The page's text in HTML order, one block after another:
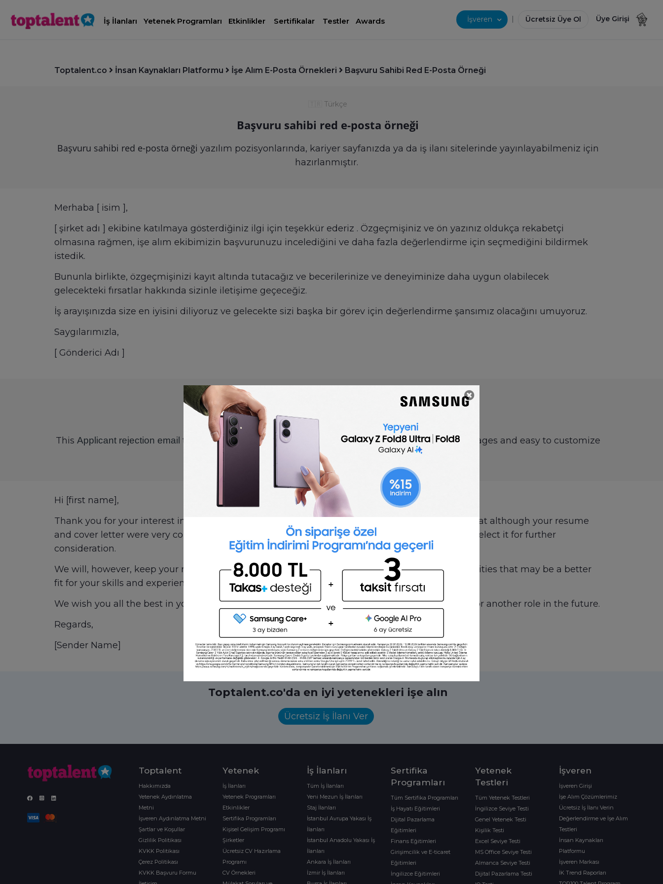
İş İlanları Yetenek Programları Etkinlikler Sertifikalar Testler Awards İşveren | Ücretsiz Üye Ol Üye Girişi
Toptalent.co İnsan Kaynakları Platformu İşe Alım E-Posta Örnekleri Başvuru Sahibi Red E-Posta Örneği
Türkçe
Başvuru sahibi red e-posta örneği
Başvuru sahibi red e-posta örneği yazılım pozisyonlarında, kariyer sayfanızda ya da iş ilanı sitelerinde yayınlayabilmeniz için
hazırlanmıştır.
Merhaba [ isim ],
[ şirket adı ] ekibine katılmaya gösterdiğiniz ilgi için teşekkür ederiz . Özgeçmişiniz ve ön yazınız oldukça rekabetçi
olmasına rağmen, işe alım ekibimizin başvurunuzu incelediğini ve daha fazla değerlendirme için seçmediğini bildirmek
istedik.
Bununla birlikte, özgeçmişinizi kayıt altında tutacağız ve becerilerinize ve deneyiminize daha uygun olabilecek
gelecekteki fırsatlar hakkında sizinle iletişime geçeceğiz.
İş arayışınızda size en iyisini diliyoruz ve gelecekte sizi başka bir görev için değerlendirme şansımız olacağını umuyoruz.
Saygılarımızla,
[ Gönderici Adı ]
Applicant rejection email
This Applicant rejection email template is optimized for posting to online job boards or careers pages and easy to customize
for your company.
Hi [first name],
Thank you for your interest in joining the [company name] team. We wanted to let you know that although your resume
and cover letter were very competitive, our hiring team reviewed your application and did not select it for further
consideration.
We will, however, keep your resume on record and get in touch with you about future opportunities that may be a better
fit for your skills and experience.
We wish you all the best in your job search and hope we will have the chance to consider you for another role in the future.
Regards,
[Sender Name]
Toptalent.co'da en iyi yetenekleri işe alın
Ücretsiz İş İlanı Ver
Toptalent
Hakkımızda
Yetenek Aydınlatma
Metni
İşveren Aydınlatma Metni
Şartlar ve Koşullar
Gizlilik Politikası
KVKK Politikası
Çerez Politikası
KVKK Başvuru Formu
Yetenek
İş İlanları
Yetenek Programları
Etkinlikler
Sertifika Programları
Kişisel Gelişim Programı
Şirketler
Ücretsiz CV Hazırlama
Programı
CV Örnekleri
İş İlanları
Tüm İş İlanları
Yeni Mezun İş İlanları
Staj İlanları
İstanbul Avrupa Yakası İş
İlanları
İstanbul Anadolu Yakası İş
İlanları
Ankara İş İlanları
İzmir İş İlanları
Sertifika
Programları
Tüm Sertifika Programları
İş Hayatı Eğitimleri
Dijital Pazarlama
Eğitimleri
Finans Eğitimleri
Girişimcilik ve E-ticaret
Eğitimleri
İngilizce Eğitimleri
Yetenek
Testleri
Tüm Yetenek Testleri
İngilizce Seviye Testi
Genel Yetenek Testi
Kişilik Testi
Excel Seviye Testi
MS Office Seviye Testi
Almanca Seviye Testi
Dijital Pazarlama Testi
İşveren
İşveren Girişi
İşe Alım Çözümlerimiz
Ücretsiz İş İlanı Verin
Değerlendirme ve İşe Alım
Testleri
İnsan Kaynakları
Platformu
İşveren Markası
İK Trend Raporları